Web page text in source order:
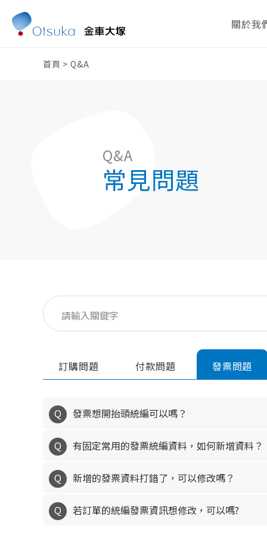
關於我
首頁 >Q&A
Q&A
常見問題
訂購問題 付款問題 發票問題
Q 發票想開抬頭統編可以嗎？
Q 有固定常用的發票統編資料，如何新增資料？
Q 新增的發票資料打錯了，可以修改嗎？
Q 若訂單的統編發票資訊想修改，可以嗎?